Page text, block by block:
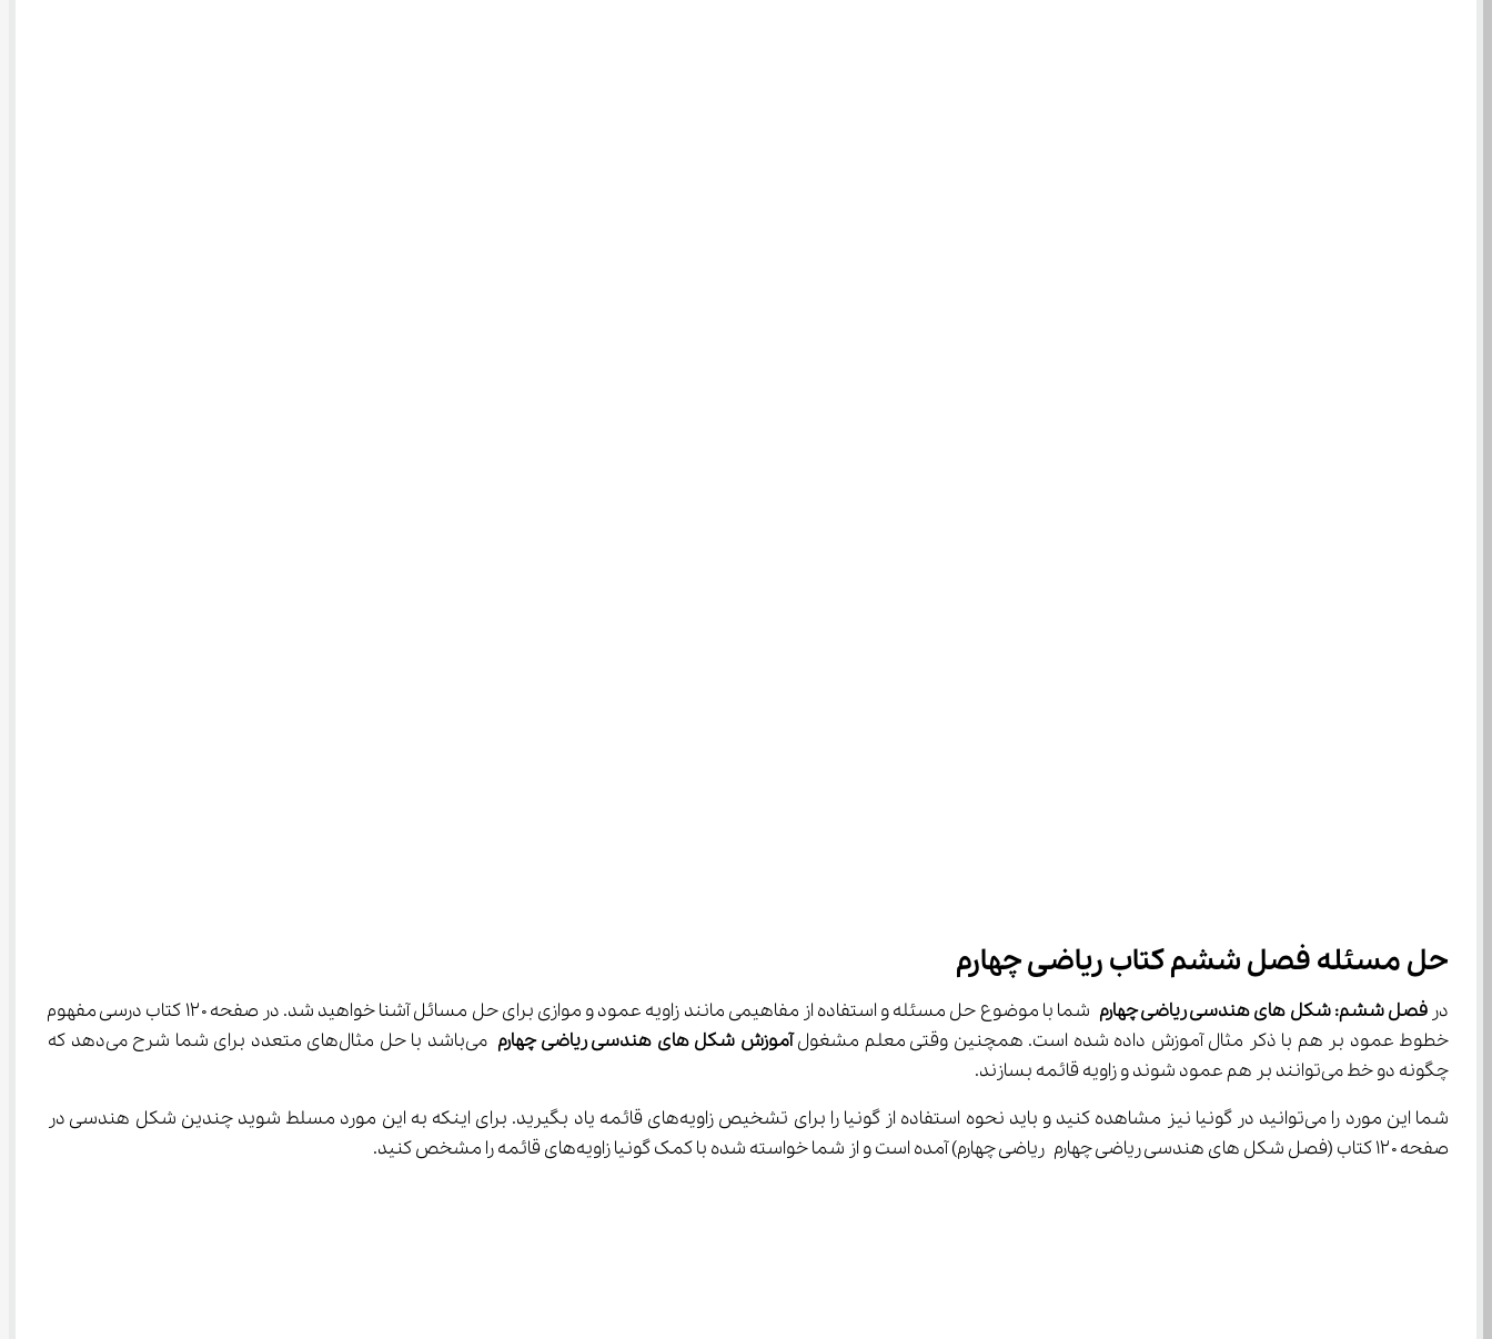
حل مسئله فصل ششم کتاب ریاضی چهارم
در فصل ششم: شکل های هندسی ریاضی چهارم
شما با موضوع حل مسئله و استفاده از مفاهیمی مانند زاویه عمود و موازی برای حل مسائل آشنا خواهید شد. در صفحه ۱۲۰ کتاب درسی مفهوم
خطوط عمود بر هم با ذکر مثال آموزش داده شده است. همچنین وقتی معلم مشغول آموزش شکل های هندسی ریاضی چهارم
می‌باشد با حل مثال‌های متعدد برای شما شرح می‌دهد که
چگونه دو خط می‌توانند بر هم عمود شوند و زاویه قائمه بسازند.
شما این مورد را می‌توانید در گونیا نیز مشاهده کنید و باید نحوه استفاده از گونیا را برای تشخیص زاویه‌های قائمه یاد بگیرید. برای اینکه به این مورد مسلط شوید چندین شکل هندسی در
صفحه ۱۲۰ کتاب (فصل شکل های هندسی ریاضی چهارم ریاضی چهارم) آمده است و از شما خواسته شده با کمک گونیا زاویه‌های قائمه را مشخص کنید.